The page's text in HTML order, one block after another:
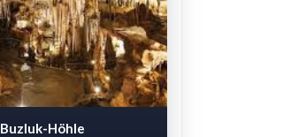
Buzluk-Höhle